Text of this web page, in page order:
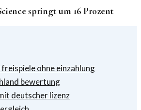
springt um 16 Prozent
ohne einzahlung
bewertung
deutscher lizenz